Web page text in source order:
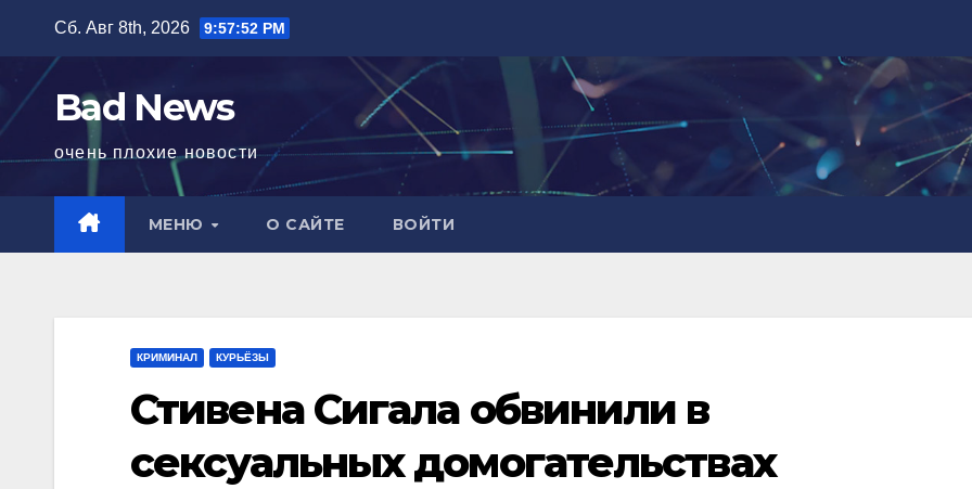
содержимому
Сб. Авг 8th, 2026 9:57:53 PM
Bad News
очень плохие новости
МЕНЮ О САЙТЕ ВОЙТИ
КРИМИНАЛ КУРЬЁЗЫ
Стивена Сигала обвинили в
сексуальных домогательствах